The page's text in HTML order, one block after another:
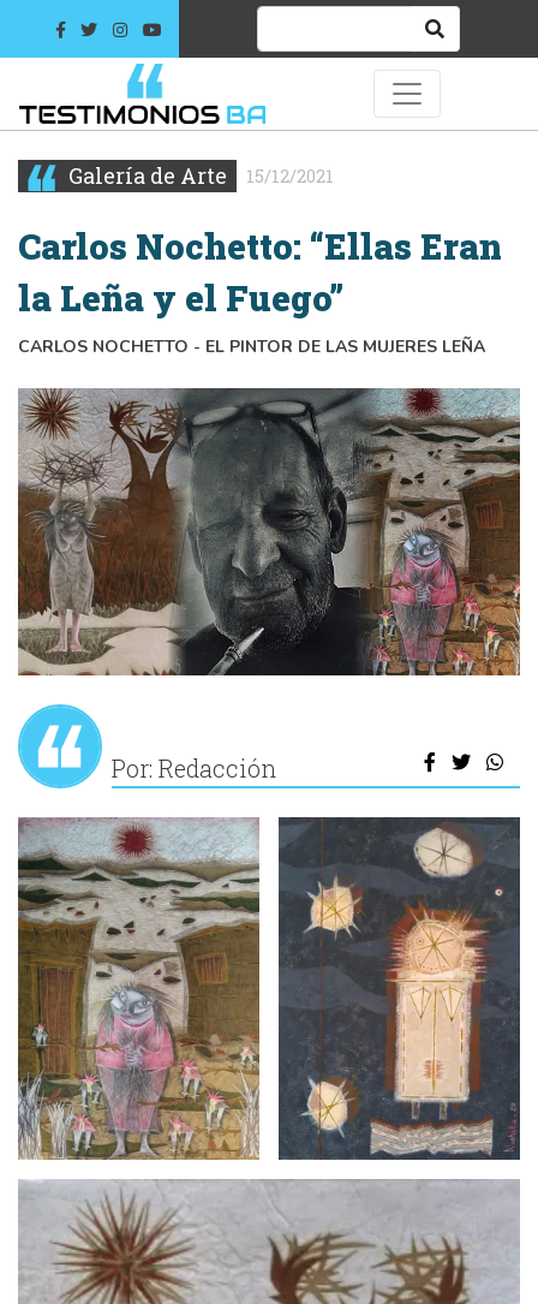
Galería de Arte 15/12/2021
Carlos Nochetto: “Ellas Eran
la Leña y el Fuego”
CARLOS NOCHETTO - EL PINTOR DE LAS MUJERES LEÑA
Por: Redacción